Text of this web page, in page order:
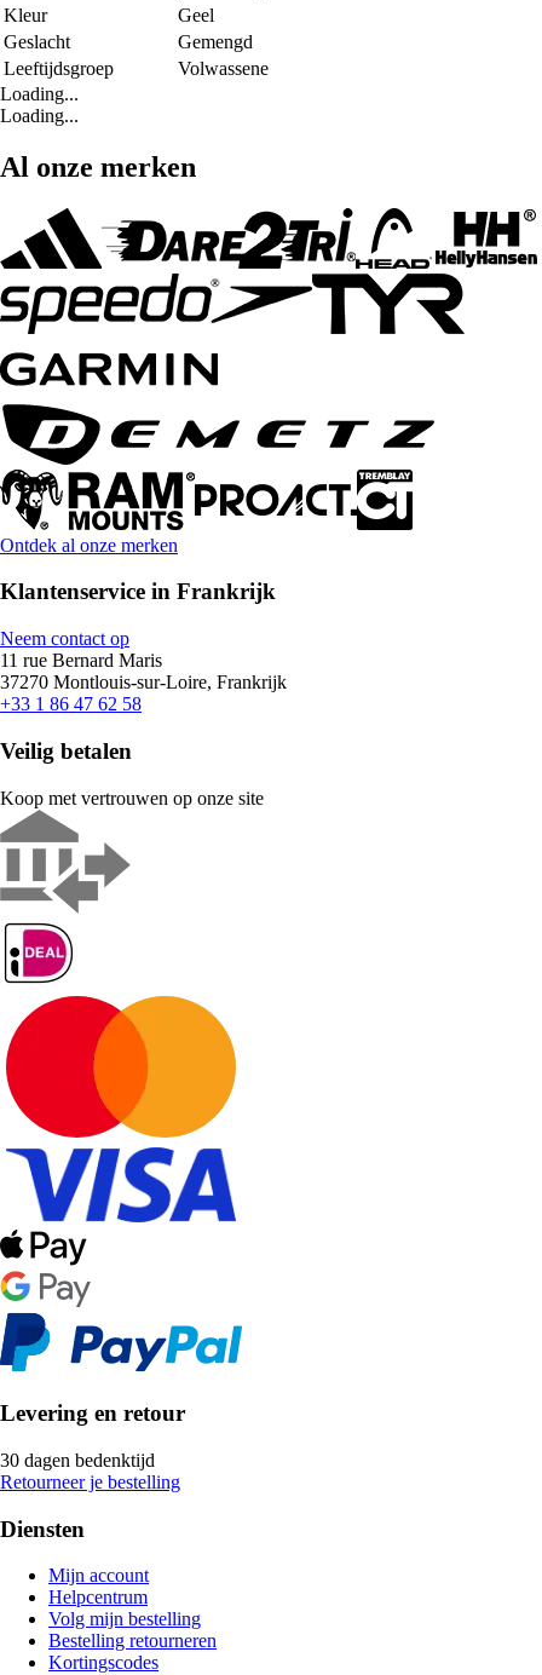
Kleur
Geel
Geslacht
Gemengd
Leeftijdsgroep
Volwassene
Loading...
Loading...
Al onze merken
Ontdek al onze merken
Klantenservice in Frankrijk
Neem contact op
11 rue Bernard Maris
37270 Montlouis-sur-Loire, Frankrijk
+33 1 86 47 62 58
Veilig betalen
Koop met vertrouwen op onze site
Levering en retour
30 dagen bedenktijd
Retourneer je bestelling
Diensten
Mijn account
Helpcentrum
Volg mijn bestelling
Bestelling retourneren
Kortingscodes